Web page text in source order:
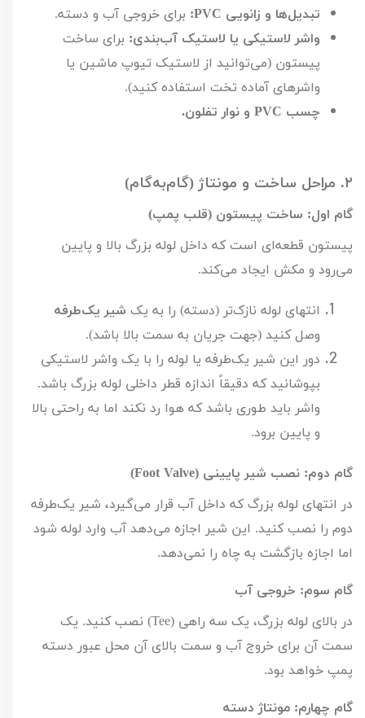
تبدیل‌ها و زانویی PVC
: برای خروجی آب و دسته.
واشر لاستیکی یا لاستیک آب‌بندی: برای ساخت
پیستون (می‌توانید از لاستیک تیوپ ماشین یا
واشرهای آماده تخت استفاده کنید).
چسب PVC و نوار تفلون.
۲. مراحل ساخت و مونتاژ (گام‌به‌گام)
گام اول: ساخت پیستون (قلب پمپ)
پیستون قطعه‌ای است که داخل لوله بزرگ بالا و پایین
می‌رود و مکش ایجاد می‌کند.
انتهای لوله نازک‌تر (دسته) را به یک شیر یک‌طرفه
وصل کنید (جهت جریان به سمت بالا باشد).
دور این شیر یک‌طرفه یا لوله را با یک واشر لاستیکی
بپوشانید که دقیقاً اندازه قطر داخلی لوله بزرگ باشد.
واشر باید طوری باشد که هوا رد نکند اما به راحتی بالا
و پایین برود.
گام دوم: نصب شیر پایینی (Foot Valve
)
در انتهای لوله بزرگ که داخل آب قرار می‌گیرد، شیر یک‌طرفه
دوم را نصب کنید. این شیر اجازه می‌دهد آب وارد لوله شود
اما اجازه بازگشت به چاه را نمی‌دهد.
گام سوم: خروجی آب
در بالای لوله بزرگ، یک سه راهی (Tee) نصب کنید. یک
سمت آن برای خروج آب و سمت بالای آن محل عبور دسته
پمپ خواهد بود.
گام چهارم: مونتاژ دسته